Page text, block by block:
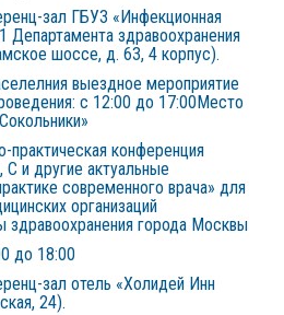
зал ГБУЗ «Инфекционная
Департамента здравоохранения
шоссе, д. 63, 4 корпус).
выездное мероприятие
с 12:00 до 17:00Место
практическая конференция
С и другие актуальные
современного врача» для
организаций
здравоохранения города Москвы
до 18:00
зал отель «Холидей Инн
24).